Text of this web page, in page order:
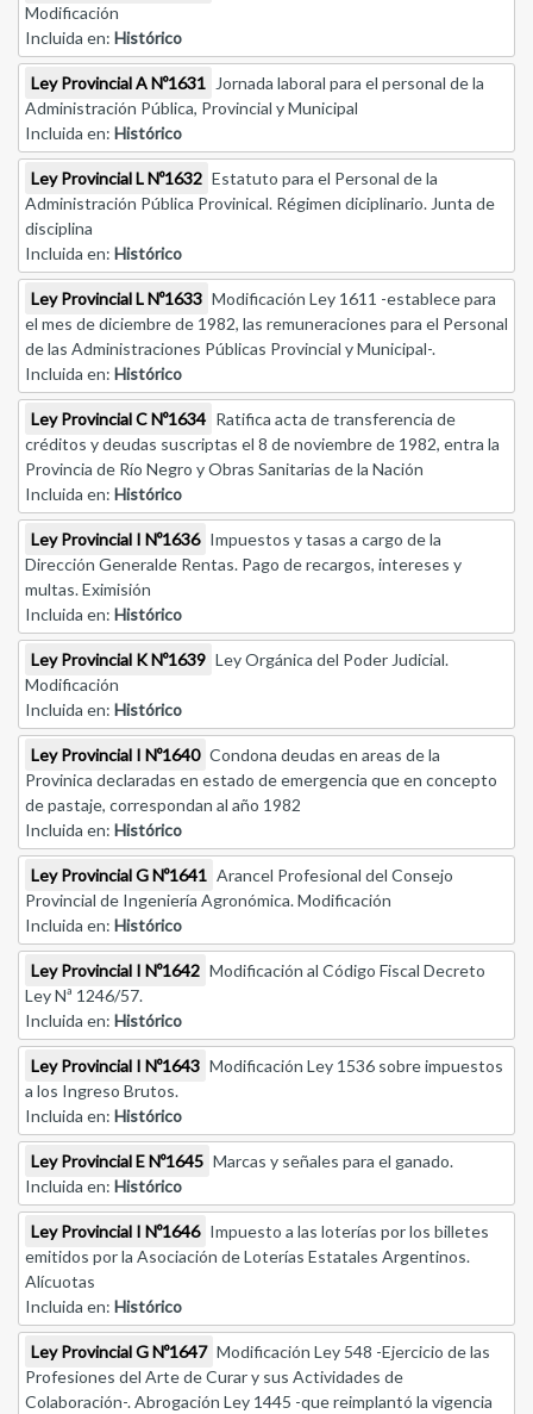
Modificación
Incluida en: Histórico
Ley Provincial A Nº1631 Jornada laboral para el personal de la
Administración Pública, Provincial y Municipal
Incluida en: Histórico
Ley Provincial L Nº1632 Estatuto para el Personal de la
Administración Pública Provinical. Régimen diciplinario. Junta de
disciplina
Incluida en: Histórico
Ley Provincial L Nº1633 Modificación Ley 1611 -establece para
el mes de diciembre de 1982, las remuneraciones para el Personal
de las Administraciones Públicas Provincial y Municipal-.
Incluida en: Histórico
Ley Provincial C Nº1634 Ratifica acta de transferencia de
créditos y deudas suscriptas el 8 de noviembre de 1982, entra la
Provincia de Río Negro y Obras Sanitarias de la Nación
Incluida en: Histórico
Ley Provincial I Nº1636 Impuestos y tasas a cargo de la
Dirección Generalde Rentas. Pago de recargos, intereses y
multas. Eximisión
Incluida en: Histórico
Ley Provincial K Nº1639 Ley Orgánica del Poder Judicial.
Modificación
Incluida en: Histórico
Ley Provincial I Nº1640 Condona deudas en areas de la
Provinica declaradas en estado de emergencia que en concepto
de pastaje, correspondan al año 1982
Incluida en: Histórico
Ley Provincial G Nº1641 Arancel Profesional del Consejo
Provincial de Ingeniería Agronómica. Modificación
Incluida en: Histórico
Ley Provincial I Nº1642 Modificación al Código Fiscal Decreto
Ley Nª 1246/57.
Incluida en: Histórico
Ley Provincial I Nº1643 Modificación Ley 1536 sobre impuestos
a los Ingreso Brutos.
Incluida en: Histórico
Ley Provincial E Nº1645 Marcas y señales para el ganado.
Incluida en: Histórico
Ley Provincial I Nº1646 Impuesto a las loterías por los billetes
emitidos por la Asociación de Loterías Estatales Argentinos.
Alícuotas
Incluida en: Histórico
Ley Provincial G Nº1647 Modificación Ley 548 -Ejercicio de las
Profesiones del Arte de Curar y sus Actividades de
Colaboración-. Abrogación Ley 1445 -que reimplantó la vigencia